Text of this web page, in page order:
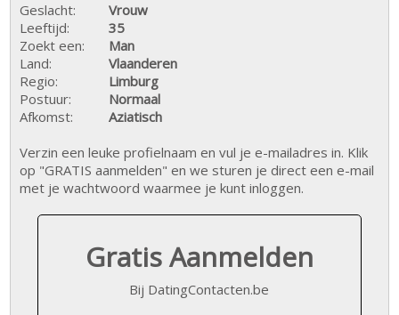
Geslacht:
Vrouw
Leeftijd:
35
Zoekt een:
Man
Land:
Vlaanderen
Regio:
Limburg
Postuur:
Normaal
Afkomst:
Aziatisch
Verzin een leuke profielnaam en vul je e-mailadres in. Klik
op "GRATIS aanmelden" en we sturen je direct een e-mail
met je wachtwoord waarmee je kunt inloggen.
Gratis Aanmelden
Bij DatingContacten.be